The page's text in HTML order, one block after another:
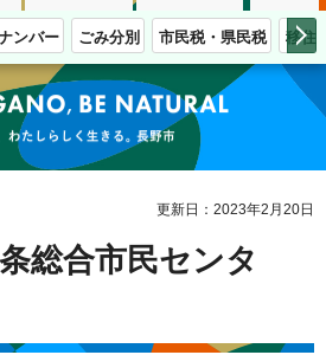
ンバー ごみ分別 市民税・県民税 移住
たしらしく生きる。長野市
更新日：2023年2月20日
総合市民センタ